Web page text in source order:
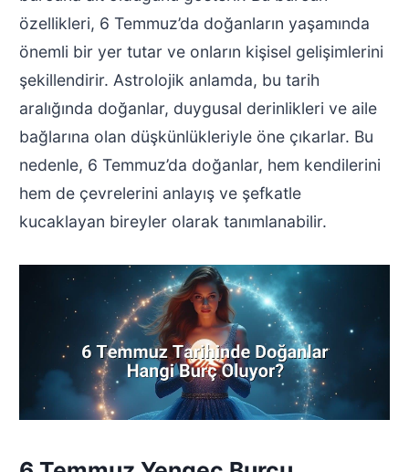
özellikleri, 6 Temmuz’da doğanların yaşamında
önemli bir yer tutar ve onların kişisel gelişimlerini
şekillendirir. Astrolojik anlamda, bu tarih
aralığında doğanlar, duygusal derinlikleri ve aile
bağlarına olan düşkünlükleriyle öne çıkarlar. Bu
nedenle, 6 Temmuz’da doğanlar, hem kendilerini
hem de çevrelerini anlayış ve şefkatle
kucaklayan bireyler olarak tanımlanabilir.